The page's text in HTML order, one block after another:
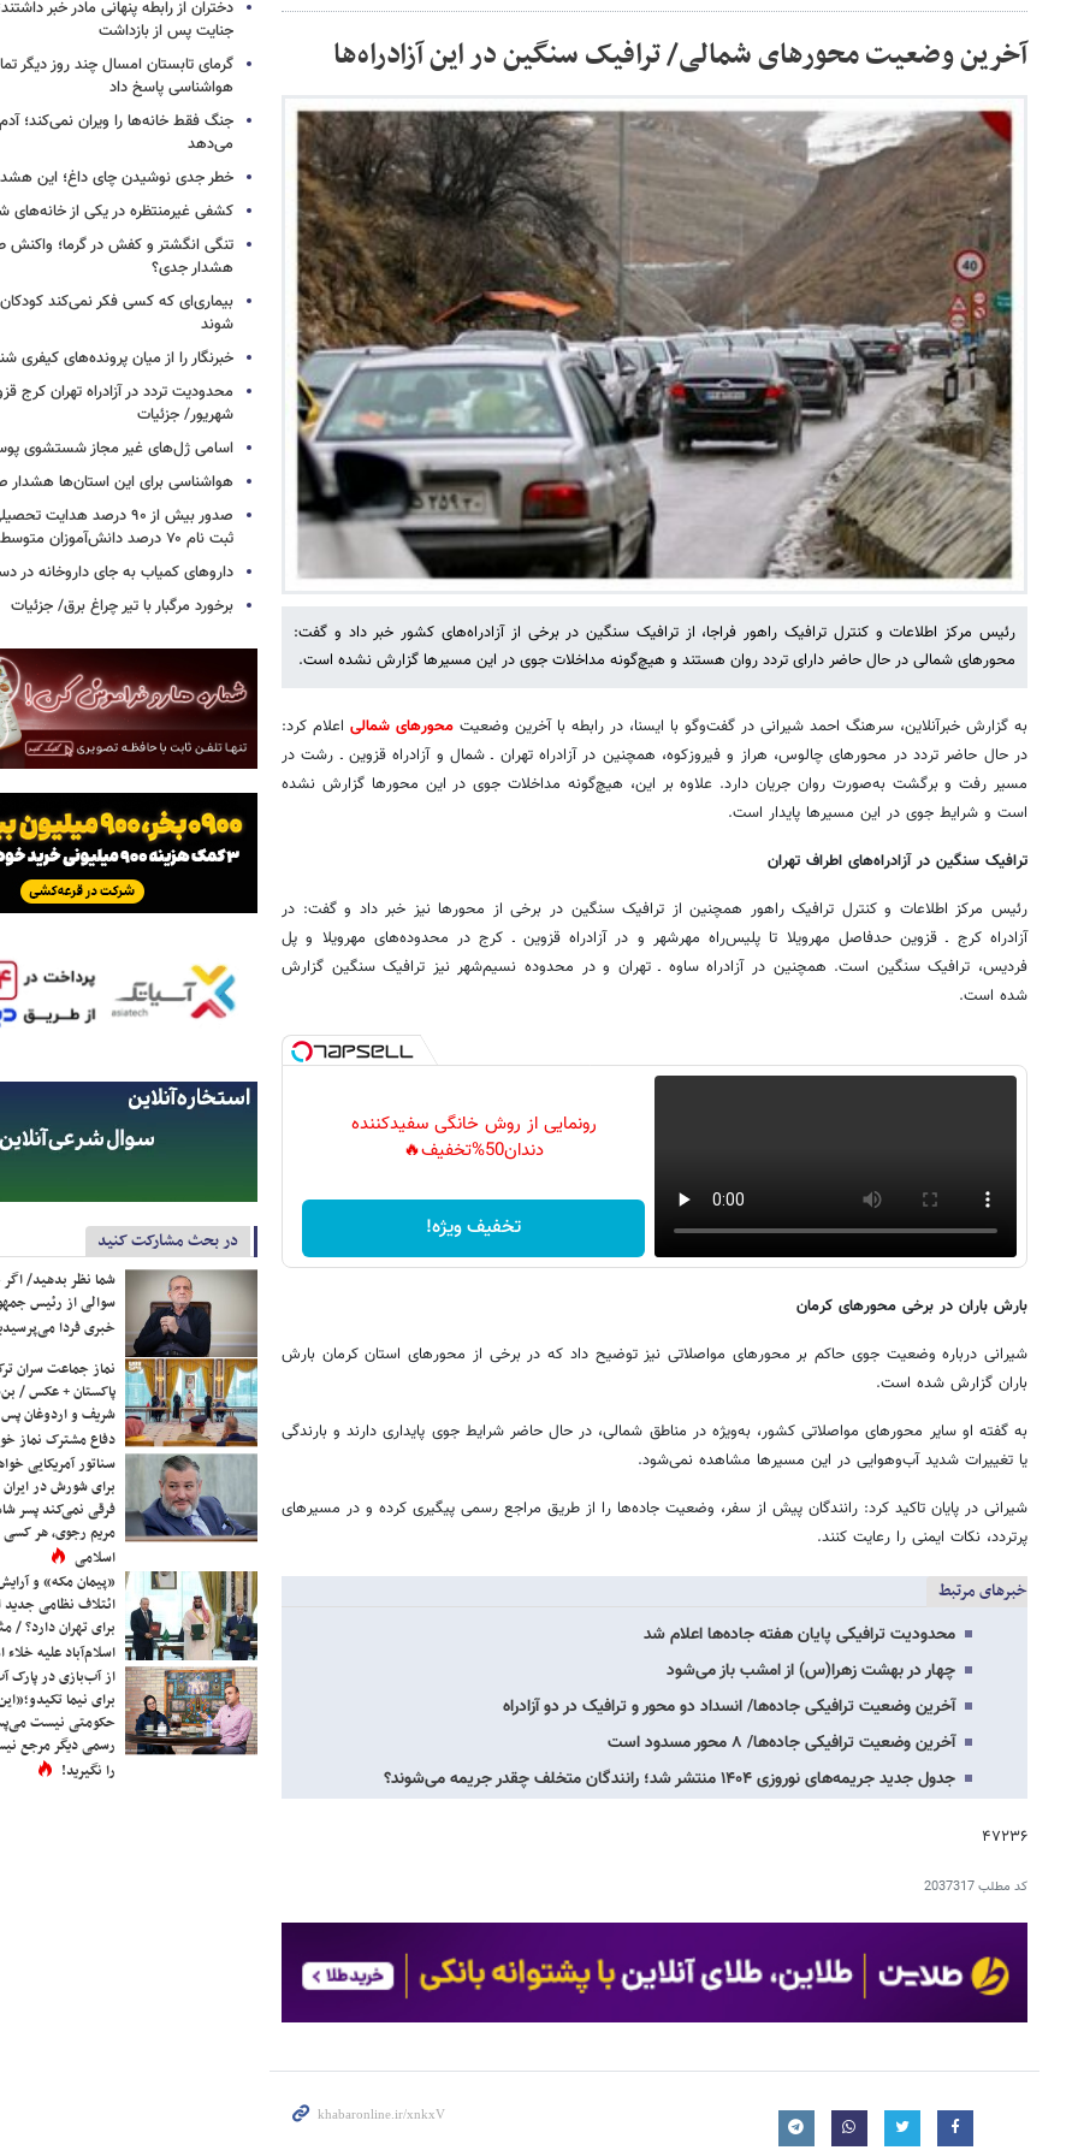
آخرین وضعیت محورهای شمالی/ ترافیک سنگین در این آزادراه‌ها
رئیس مرکز اطلاعات و کنترل ترافیک راهور فراجا، از ترافیک سنگین در برخی از آزادراه‌های کشور خبر داد و گفت:
محورهای شمالی در حال حاضر دارای تردد روان هستند و هیچ‌گونه مداخلات جوی در این مسیرها گزارش نشده است.
به گزارش خبرآنلاین، سرهنگ احمد شیرانی در گفت‌وگو با ایسنا، در رابطه با آخرین وضعیت محورهای شمالی اعلام کرد:
در حال حاضر تردد در محورهای چالوس، هراز و فیروزکوه، همچنین در آزادراه تهران ـ شمال و آزادراه قزوین ـ رشت در
مسیر رفت و برگشت به‌صورت روان جریان دارد. علاوه بر این، هیچ‌گونه مداخلات جوی در این محورها گزارش نشده
است و شرایط جوی در این مسیرها پایدار است.
ترافیک سنگین در آزادراه‌های اطراف تهران
رئیس مرکز اطلاعات و کنترل ترافیک راهور همچنین از ترافیک سنگین در برخی از محورها نیز خبر داد و گفت: در
آزادراه کرج ـ قزوین حدفاصل مهرویلا تا پلیس‌راه مهرشهر و در آزادراه قزوین ـ کرج در محدوده‌های مهرویلا و پل
فردیس، ترافیک سنگین است. همچنین در آزادراه ساوه ـ تهران و در محدوده نسیم‌شهر نیز ترافیک سنگین گزارش
شده است.
رونمایی از روش خانگی سفیدکننده
دندان50%تخفیف🔥
تخفیف ویژه!
بارش باران در برخی محورهای کرمان
شیرانی درباره وضعیت جوی حاکم بر محورهای مواصلاتی نیز توضیح داد که در برخی از محورهای استان کرمان بارش
باران گزارش شده است.
به گفته او سایر محورهای مواصلاتی کشور، به‌ویژه در مناطق شمالی، در حال حاضر شرایط جوی پایداری دارند و بارندگی
یا تغییرات شدید آب‌وهوایی در این مسیرها مشاهده نمی‌شود.
شیرانی در پایان تاکید کرد: رانندگان پیش از سفر، وضعیت جاده‌ها را از طریق مراجع رسمی پیگیری کرده و در مسیرهای
پرتردد، نکات ایمنی را رعایت کنند.
خبرهای مرتبط
محدودیت‌ ترافیکی پایان هفته جاده‌ها اعلام شد
چهار در بهشت زهرا(س) از امشب باز می‌شود
آخرین وضعیت ترافیکی جاده‌ها/ انسداد دو محور و ترافیک در دو آزادراه
آخرین وضعیت ترافیکی جاده‌ها/ ۸ محور مسدود است
جدول جدید جریمه‌های نوروزی ۱۴۰۴ منتشر شد؛ رانندگان متخلف چقدر جریمه می‌شوند؟
۴۷۲۳۶
کد مطلب2037317
دختران از رابطه پنهانی مادر خبر
جنایت پس از بازداشت
گرمای تابستان امسال چند روز دیگر
هواشناسی پاسخ داد
جنگ فقط خانه‌ها را ویران نمی‌کند؛
می‌دهد
خطر جدی نوشیدن چای داغ؛ این
کشفی غیرمنتظره در یکی از خانه‌های
تنگی انگشتر و کفش در گرما؛ واکنش
هشدار جدی؟
بیماری‌ای که کسی فکر نمی‌کند کودکان
شوند
خبرنگار را از میان پرونده‌های کیفری
شهریور/ جزئیات
اسامی ژل‌های غیر مجاز شستشوی
هواشناسی برای این استان‌ها هشدار
صدور بیش از ۹۰ درصد
ثبت نام ۷۰ درصد دانش‌آموزان متوسطه اول
داروهای کمیاب به جای داروخانه در
برخورد مرگبار با تیر چراغ برق/ جزئیات
در بحث مشارکت کنید
شما نظر بدهید/ اگر
سوالی از رئیس
خبری فردا
نماز جماعت سران
پاکستان + عکس /
شریف و اردوغان پس
دفاع مشترک نماز
سناتور آمریکایی
برای شورش در
فرقی نمی‌کند پسر
مریم رجوی، هر
اسلامی
«پیمان مکه» و
ائتلاف نظامی
برای تهران دارد؟ /
اسلام‌آباد علیه
از آب‌بازی در پارک
برای نیما
حکومتی نیست
رسمی دیگر مرجع
را نگیرید!